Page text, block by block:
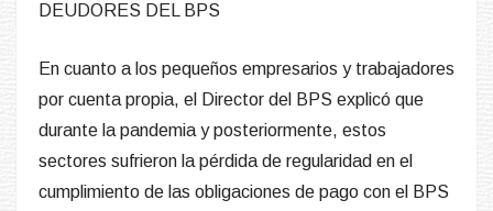
DEUDORES DEL BPS
En cuanto a los pequeños empresarios y trabajadores
por cuenta propia, el Director del BPS explicó que
durante la pandemia y posteriormente, estos
sectores sufrieron la pérdida de regularidad en el
cumplimiento de las obligaciones de pago con el BPS